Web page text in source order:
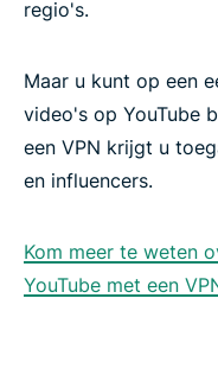
regio's.
Maar u kunt op een
video's op YouTube
een VPN krijgt u
en influencers.
Kom meer te weten
YouTube met een